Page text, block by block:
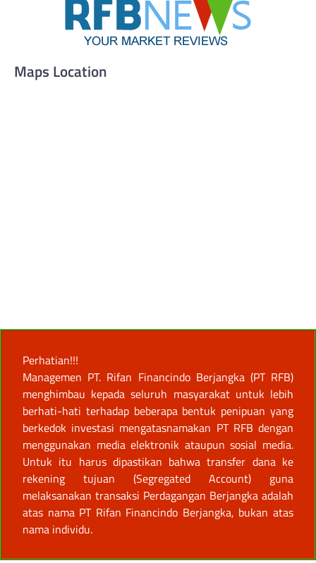
Maps Location
Perhatian!!!
Managemen PT. Rifan Financindo Berjangka (PT RFB)
menghimbau kepada seluruh masyarakat untuk lebih
berhati-hati terhadap beberapa bentuk penipuan yang
berkedok investasi mengatasnamakan PT RFB dengan
menggunakan media elektronik ataupun sosial media.
Untuk itu harus dipastikan bahwa transfer dana ke
rekening tujuan (Segregated Account) guna
melaksanakan transaksi Perdagangan Berjangka adalah
atas nama PT Rifan Financindo Berjangka, bukan atas
nama individu.